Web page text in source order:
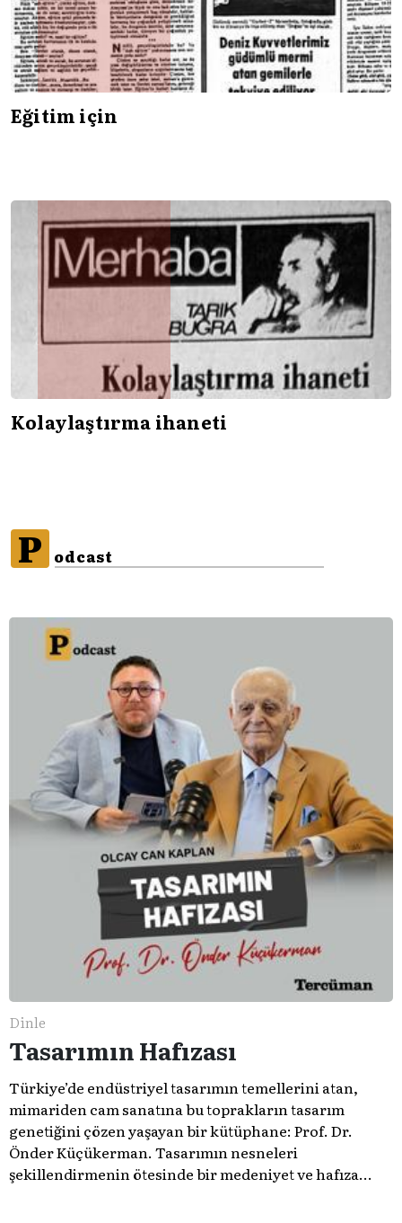
Eğitim için
Kolaylaştırma ihaneti
P odcast
Dinle
Tasarımın Hafızası
Türkiye’de endüstriyel tasarımın temellerini atan,
mimariden cam sanatına bu toprakların tasarım
genetiğini çözen yaşayan bir kütüphane: Prof. Dr.
Önder Küçükerman. ​Tasarımın nesneleri
şekillendirmenin ötesinde bir medeniyet ve hafıza